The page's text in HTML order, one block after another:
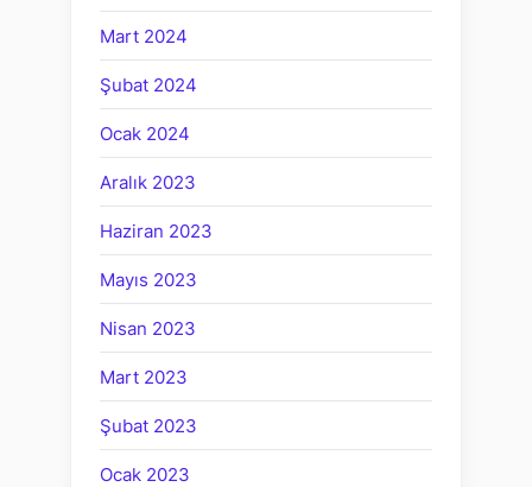
Mart 2024
Şubat 2024
Ocak 2024
Aralık 2023
Haziran 2023
Mayıs 2023
Nisan 2023
Mart 2023
Şubat 2023
Ocak 2023